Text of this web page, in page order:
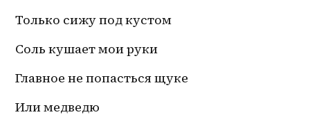
Только сижу под кустом
Соль кушает мои руки
Главное не попасться щуке
Или медведю